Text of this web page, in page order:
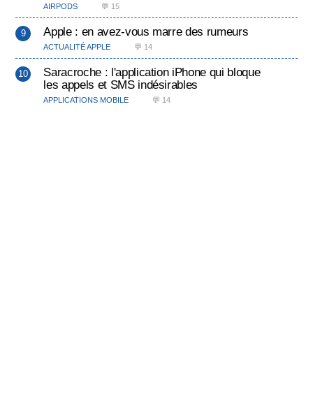
AIRPODS 💬 15
Apple : en avez-vous marre des rumeurs
ACTUALITÉ APPLE 💬 14
Saracroche : l'application iPhone qui bloque
les appels et SMS indésirables
APPLICATIONS MOBILE 💬 14